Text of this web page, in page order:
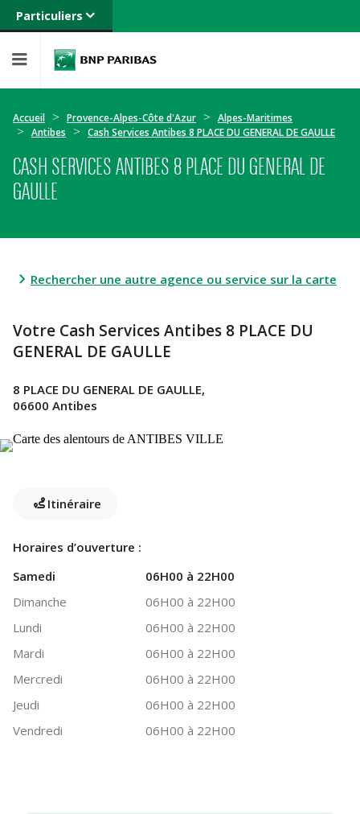
Particuliers
Banque privée
Entreprises
Accueil Provence-Alpes-Côte d'Azur
Alpes-Maritimes
Antibes
Cash Services Antibes 8 PLACE DU GENERAL DE GAULLE
CASH SERVICES ANTIBES 8 PLACE DU GENERAL DE
GAULLE
Rechercher une autre agence ou service sur la carte
Votre Cash Services Antibes 8 PLACE DU
GENERAL DE GAULLE
8 PLACE DU GENERAL DE GAULLE,
06600 Antibes
Itinéraire
Horaires d’ouverture :
Samedi
06H00 à 22H00
Dimanche
06H00 à 22H00
Lundi
06H00 à 22H00
Mardi
06H00 à 22H00
Mercredi
06H00 à 22H00
Jeudi
06H00 à 22H00
Vendredi
06H00 à 22H00